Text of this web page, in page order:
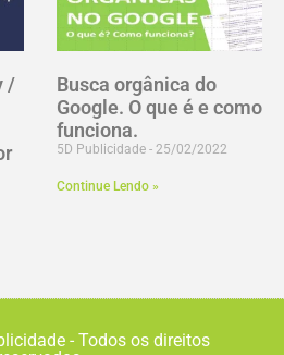
/
Busca orgânica do
Google. O que é e como
funciona.
5D Publicidade 25/02/2022
Continue Lendo »
- Todos os direitos